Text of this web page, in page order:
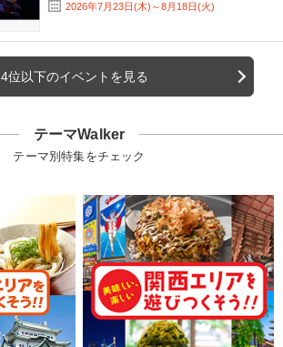
2026年7月23日(木)～8月18日(火)
4位以下のイベントを見る
テーマWalker
テーマ別特集をチェック